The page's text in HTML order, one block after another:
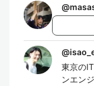
@
@
東京の
ンエン